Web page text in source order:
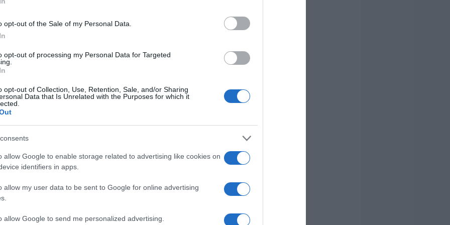
opt-out of the Sale of my Personal Data.
opt-out of processing my Personal Data for Targeted
opt-out of Collection, Use, Retention, Sale, and/or Sharing
Data that Is Unrelated with the Purposes for which it
allow Google to enable storage related to advertising like cookies on
identifiers in apps.
allow my user data to be sent to Google for online advertising
allow Google to send me personalized advertising.
nézni. Ennyi év alatt természetes, hogy nem
mindketten megőriztük a gyermeki énünket, és a
A legkönnyebb elválni: ha valami nem stimmel,
A legnagyobb kihívás az együtt maradás, ami
kíván. Nálunk sem mindig felhőtlen minden,
ötven éve együtt vagyunk, mindkettőnkön
nem tartanánk itt” – mondta Lukács Sándor,
hisz.
nem viszem túlzásba: nagy ritkán vásárolok, de ha
hogy ne hoznék neki pár szál virágot. A nagy,
a hétköznapi figyelmességeket. Talán ez is az
boldog a házasságunk. Sok mindent csodálok a
engem kibír már ötven éve” – fűzte hozzá nevetve.
Pinterest
,hűség,Lukács Sándor ,50év